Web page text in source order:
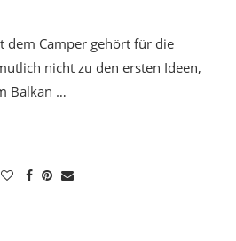
dem Camper gehört für die
nicht zu den ersten Ideen,
Balkan …